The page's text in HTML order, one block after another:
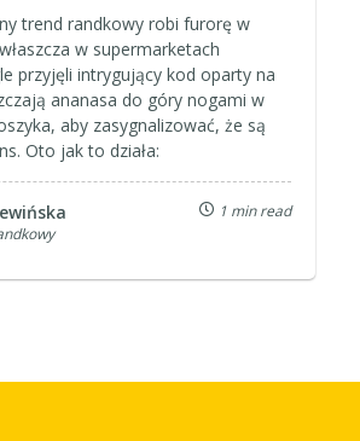
trend randkowy robi furorę w
w supermarketach
przyjęli intrygujący kod oparty na
ananasa do góry nogami w
aby zasygnalizować, że są
Oto jak to działa:
1 min read